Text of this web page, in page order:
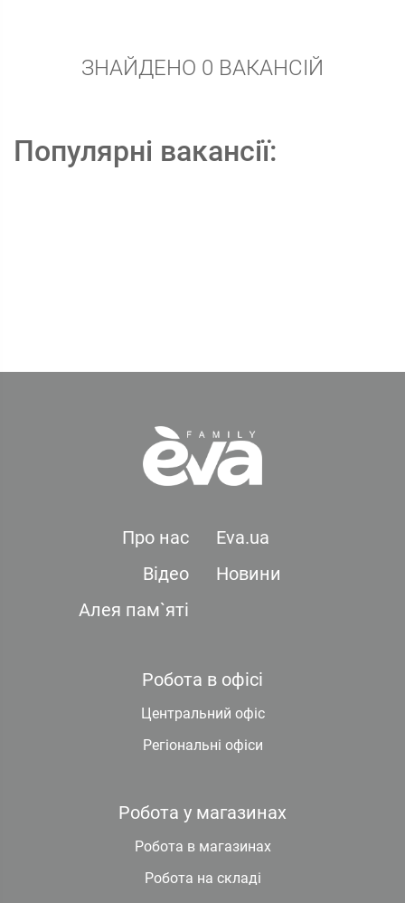
ЗНАЙДЕНО 0 ВАКАНСІЙ
Популярні вакансії:
Про нас
Eva.ua
Відео
Новини
Алея пам`яті
Робота в офісі
Центральний офіс
Регіональні офіси
Робота у магазинах
Робота в магазинах
Робота на складі